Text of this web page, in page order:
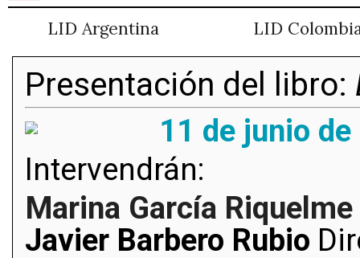
LID Argentina LID
Presentación del libro:
11 de junio
Intervendrán:
Marina García Riquelme
Javier Barbero Rubio